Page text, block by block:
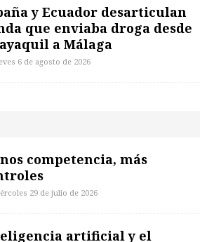
y Ecuador desarticulan
que enviaba droga desde
a Málaga
6 de agosto de 2026
competencia, más
29 de julio de 2026
artificial y el